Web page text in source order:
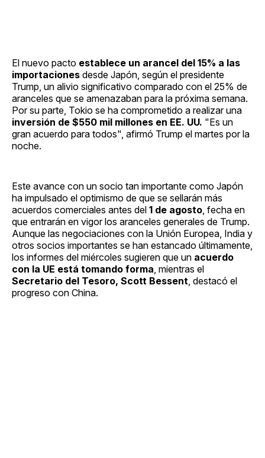
El nuevo pacto establece un arancel del 15% a las
importaciones desde Japón, según el presidente
Trump, un alivio significativo comparado con el 25% de
aranceles que se amenazaban para la próxima semana.
Por su parte, Tokio se ha comprometido a realizar una
inversión de $550 mil millones en EE. UU. "Es un
gran acuerdo para todos", afirmó Trump el martes por la
noche.
Este avance con un socio tan importante como Japón
ha impulsado el optimismo de que se sellarán más
acuerdos comerciales antes del 1 de agosto, fecha en
que entrarán en vigor los aranceles generales de Trump.
Aunque las negociaciones con la Unión Europea, India y
otros socios importantes se han estancado últimamente,
los informes del miércoles sugieren que un acuerdo
con la UE está tomando forma, mientras el
Secretario del Tesoro, Scott Bessent, destacó el
progreso con China.